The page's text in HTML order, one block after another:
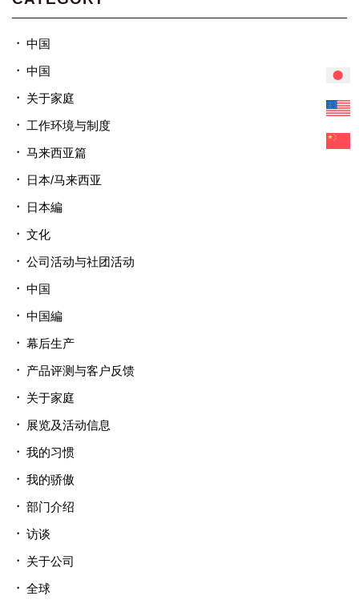
中国
中国
关于家庭
工作环境与制度
马来西亚篇
日本/马来西亚
日本編
文化
公司活动与社团活动
中国
中国編
幕后生产
产品评测与客户反馈
关于家庭
展览及活动信息
我的习惯
我的骄傲
部门介绍
访谈
关于公司
全球